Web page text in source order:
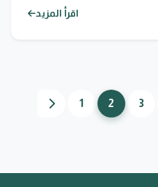
اقرأ المزيد
1 2 3